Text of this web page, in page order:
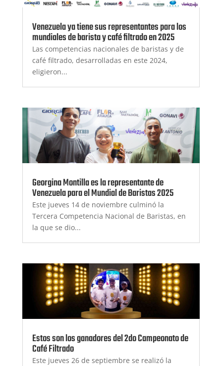
Venezuela ya tiene sus representantes para los
mundiales de barista y café filtrado en 2025
Las competencias nacionales de baristas y de
café filtrado, desarrolladas en este 2024,
eligieron...
Georgina Montilla es la representante de
Venezuela para el Mundial de Baristas 2025
Este jueves 14 de noviembre culminó la
Tercera Competencia Nacional de Baristas, en
la que se dio...
Estos son los ganadores del 2do Campeonato de
Café Filtrado
Este jueves 26 de septiembre se realizó la